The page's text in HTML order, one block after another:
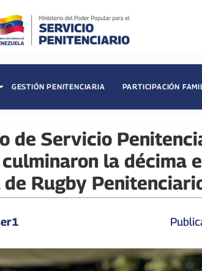
GESTIÓN PENITENCIARIA PARTICIPACIÓN
de Servicio
la décima
de Rugby